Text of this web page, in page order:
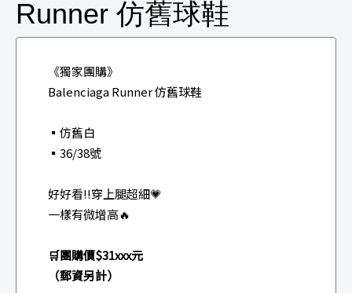
Runner 仿舊球鞋
《獨家團購》
Balenciaga Runner 仿舊球鞋
▪️仿舊白
▪36/38號
好好看‼️穿上腿超細💗
一樣有微增高🔥
🛒團購價$31xxx元
（郵資另計）